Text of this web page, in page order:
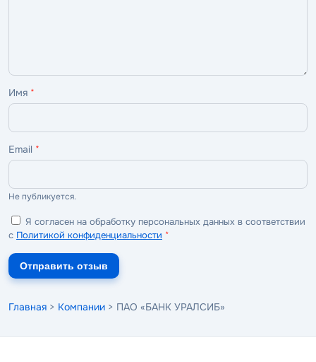
Имя *
Email *
Не публикуется.
Я согласен на обработку персональных данных в соответствии
с Политикой конфиденциальности *
Отправить отзыв
Главная > Компании > ПАО «БАНК УРАЛСИБ»